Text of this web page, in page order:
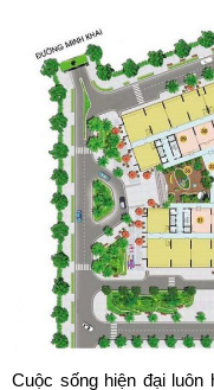
Cuộc sống hiện đại luôn